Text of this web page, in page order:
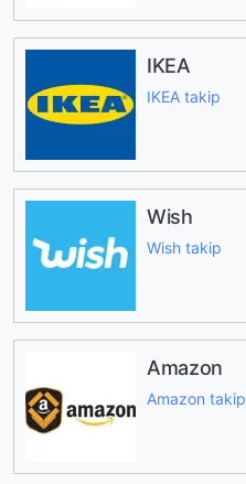
IKEA
IKEA takip
Wish
Wish takip
Amazon
Amazon takip